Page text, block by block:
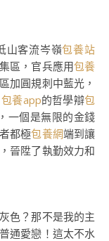
山客流岑嶺包養站
區，官兵應用包養
加圓規刺中藍光，
包養app的哲學辯包
一個是無限的金錢
都極包養網端到讓
晉陞了執勤效力和
色？那不是我的主
通愛戀！這太不水